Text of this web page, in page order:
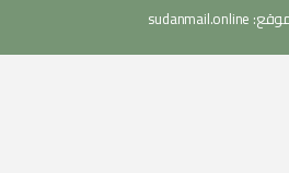
sudanmail.online